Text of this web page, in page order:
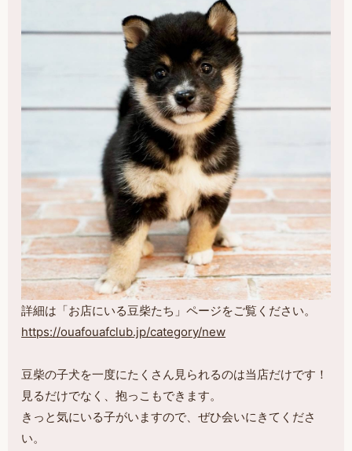
詳細は「お店にいる豆柴たち」ページをご覧ください。
https://ouafouafclub.jp/category/new
豆柴の子犬を一度にたくさん見られるのは当店だけです！
見るだけでなく、抱っこもできます。
きっと気にいる子がいますので、ぜひ会いにきてくださ
い。